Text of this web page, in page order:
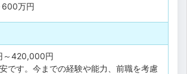
600万円
～420,000円
です。今までの経験や能力、前職を考慮